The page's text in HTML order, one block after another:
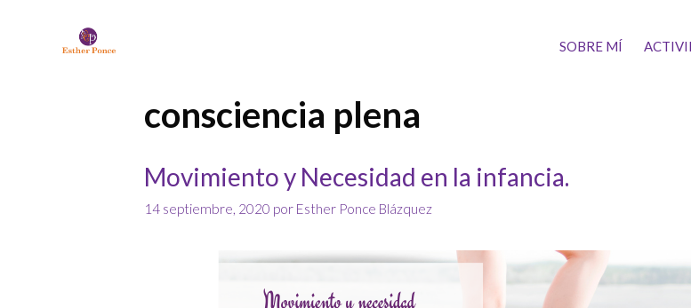
SOBRE MÍ
consciencia plena
Movimiento y Necesidad en la infancia.
14 septiembre, 2020 por Esther Ponce Blázquez